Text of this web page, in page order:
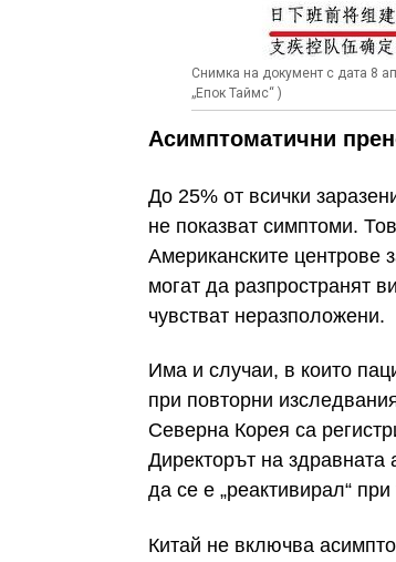
Снимка на документ с дата 8
„Епок Таймс“ )
Асимптоматични
До 25% от всички
не показват симптоми.
Американските центрове
могат да разпространят
чувстват неразположени.
Има и случаи, в които
при повторни
Северна Корея са
Директорът на здравната
да се е „реактивирал“
Китай не включва